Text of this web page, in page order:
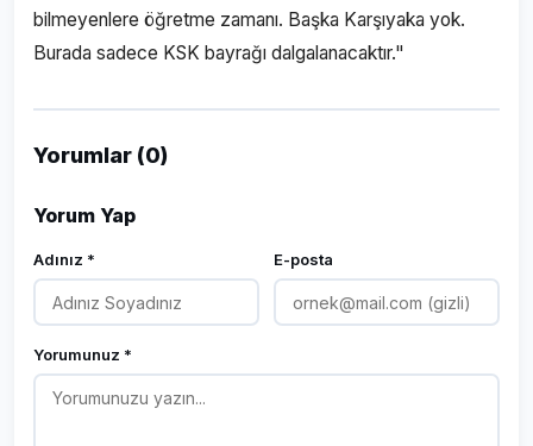
bilmeyenlere öğretme zamanı. Başka Karşıyaka yok.
Burada sadece KSK bayrağı dalgalanacaktır."
Yorumlar (0)
Yorum Yap
Adınız * E-posta
Yorumunuz *